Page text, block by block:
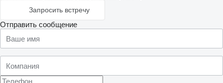
Запросить встречу
Отправить сообщение